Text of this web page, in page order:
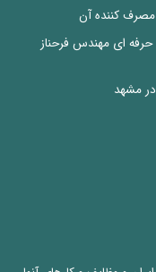
کننده آن
ای مهندس فرحناز
مشهد